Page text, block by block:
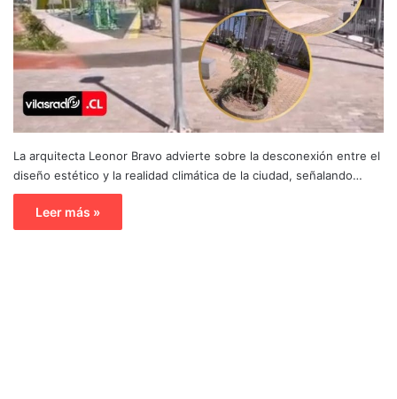
La arquitecta Leonor Bravo advierte sobre la desconexión entre el
diseño estético y la realidad climática de la ciudad, señalando…
Leer más »